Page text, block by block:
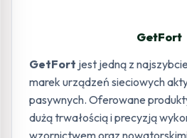
GetFort
GetFort jest jedną z
marek urządzeń sieciowych
pasywnych. Oferowane
dużą trwałością i precyzją
wzornictwem oraz